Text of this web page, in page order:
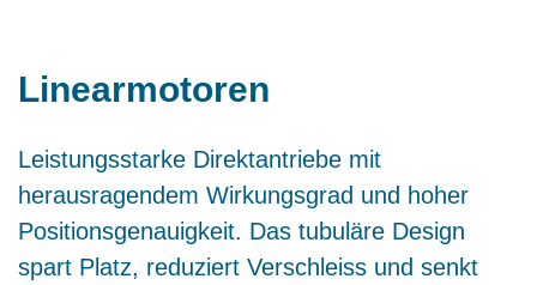
Linearmotoren
Leistungsstarke Direktantriebe mit
herausragendem Wirkungsgrad und hoher
Positionsgenauigkeit. Das tubuläre Design
spart Platz, reduziert Verschleiss und senkt